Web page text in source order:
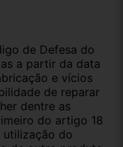
de Defesa do
a partir da data
e vícios
de reparar
dentre as
do artigo 18
utilização do